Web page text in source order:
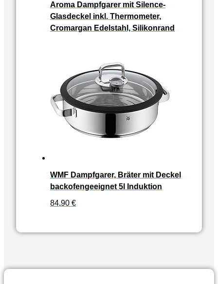
Aroma Dampfgarer mit Silence-
Glasdeckel inkl. Thermometer,
Cromargan Edelstahl, Silikonrand
WMF Dampfgarer, Bräter mit Deckel
backofengeeignet 5l Induktion
84,90 €